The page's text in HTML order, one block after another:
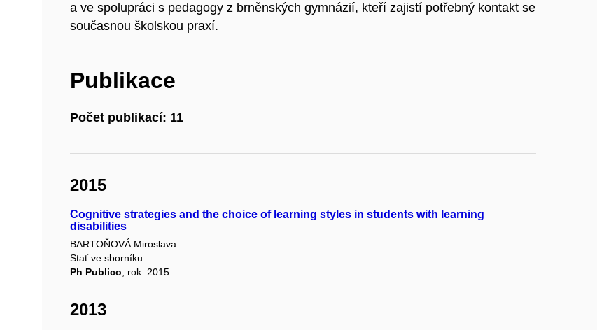
a ve spolupráci s pedagogy z brněnských gymnázií, kteří zajistí potřebný kontakt se
současnou školskou praxí.
Publikace
Počet publikací: 11
2015
Cognitive strategies and the choice of learning styles in students with learning
disabilities
BARTOŇOVÁ Miroslava
Stať ve sborníku
Ph Publico , rok: 2015
2013